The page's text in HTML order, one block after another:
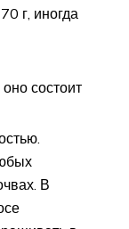
г, иногда
состоит
В